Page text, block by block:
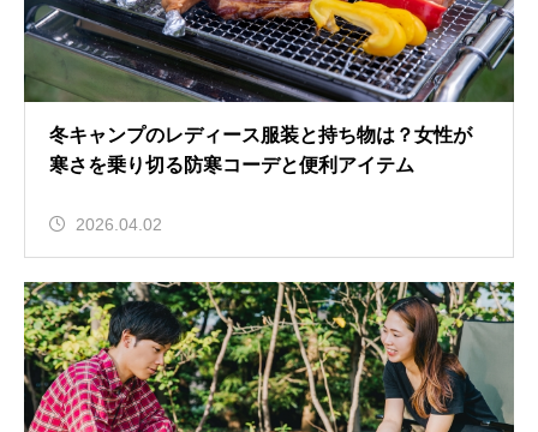
冬キャンプのレディース服装と持ち物は？女性が
寒さを乗り切る防寒コーデと便利アイテム
2026.04.02